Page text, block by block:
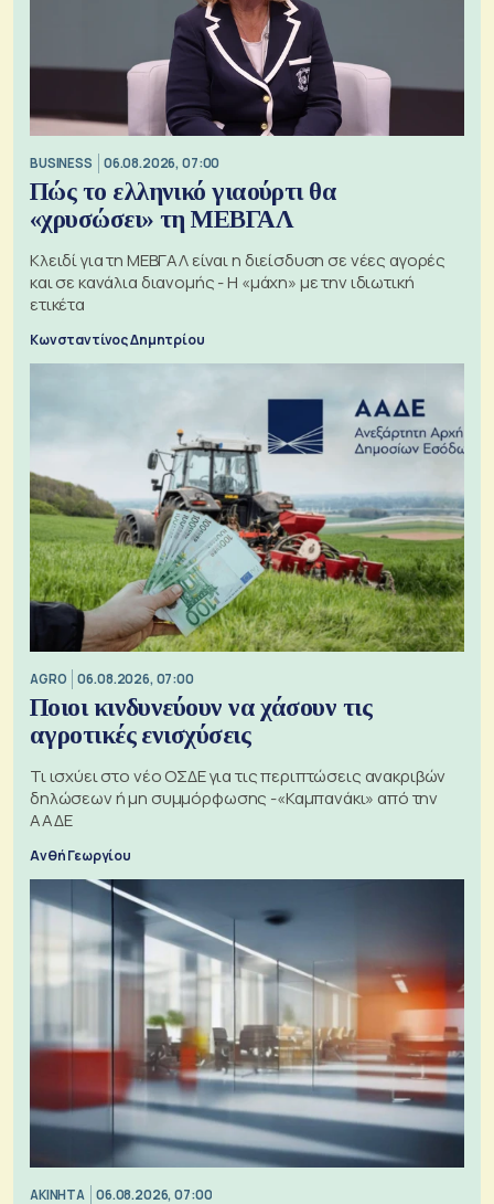
BUSINESS 06.08.2026, 07:00
Πώς το ελληνικό γιαούρτι θα
«χρυσώσει» τη ΜΕΒΓΑΛ
Κλειδί για τη ΜΕΒΓΑΛ είναι η διείσδυση σε νέες αγορές
και σε κανάλια διανομής - Η «μάχη» με την ιδιωτική
ετικέτα
Κωνσταντίνος Δημητρίου
AGRO 06.08.2026, 07:00
Ποιοι κινδυνεύουν να χάσουν τις
αγροτικές ενισχύσεις
Τι ισχύει στο νέο ΟΣΔΕ για τις περιπτώσεις ανακριβών
δηλώσεων ή μη συμμόρφωσης -«Καμπανάκι» από την
ΑΑΔΕ
Ανθή Γεωργίου
ΑΚΙΝΗΤΑ 06.08.2026, 07:00